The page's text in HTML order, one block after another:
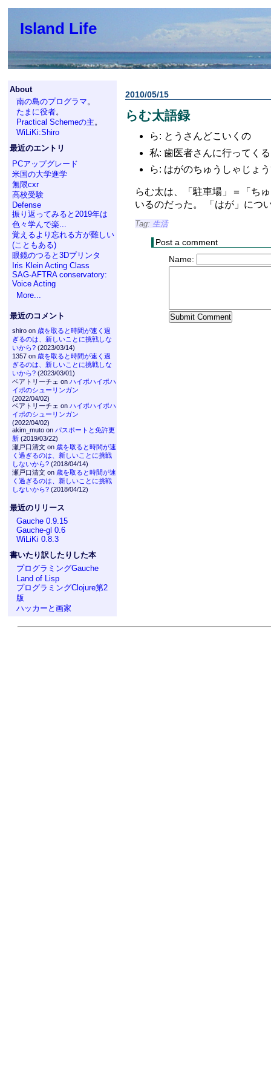
Island Life
About
南の島のプログラマ。
たまに役者。
Practical Schemeの主。
WiLiKi:Shiro
最近のエントリ
PCアップグレード
米国の大学進学
無限cxr
高校受験
Defense
振り返ってみると2019年は
色々学んで楽...
覚えるより忘れる方が難しい
(こともある)
眼鏡のつると3Dプリンタ
Iris Klein Acting Class
SAG-AFTRA conservatory:
Voice Acting
More...
最近のコメント
shiro on 歳を取ると時間が速く過
ぎるのは、新しいことに挑戦しな
いから?(2023/03/14)
1357 on 歳を取ると時間が速く過
ぎるのは、新しいことに挑戦しな
いから?(2023/03/01)
ベアトリーチェ on ハイポハイポハ
イポのシューリンガン
(2022/04/02)
ベアトリーチェ on ハイポハイポハ
イポのシューリンガン
(2022/04/02)
akim_muto on パスポートと免許更
新(2019/03/22)
瀬戸口清文 on 歳を取ると時間が速
く過ぎるのは、新しいことに挑戦
しないから?(2018/04/14)
瀬戸口清文 on 歳を取ると時間が速
く過ぎるのは、新しいことに挑戦
しないから?(2018/04/12)
最近のリリース
Gauche 0.9.15
Gauche-gl 0.6
WiLiKi 0.8.3
書いたり訳したりした本
プログラミングGauche
Land of Lisp
プログラミングClojure第2
版
ハッカーと画家
2010/05/15
らむ太語録
ら: とうさんどこいくの
私: 歯医者さんに行ってくる
ら: はがのちゅうしゃじょ
らむ太は、「駐車場」＝「ち
いるのだった。 「はが」につ
Tag: 生活
Post a comment
Name: